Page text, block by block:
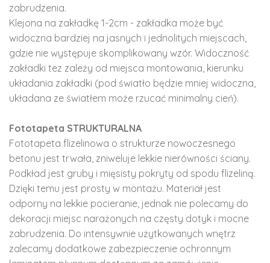
zabrudzenia.
Klejona na zakładkę 1-2cm - zakładka może być
widoczna bardziej na jasnych i jednolitych miejscach,
gdzie nie występuje skomplikowany wzór. Widoczność
zakładki tez zależy od miejsca montowania, kierunku
układania zakładki (pod światło będzie mniej widoczna,
układana ze światłem może rzucać minimalny cień).
Fototapeta STRUKTURALNA
Fototapeta flizelinowa o strukturze nowoczesnego
betonu jest trwała, zniweluje lekkie nierówności ściany.
Podkład jest gruby i mięsisty pokryty od spodu flizeliną.
Dzięki temu jest prosty w montażu. Materiał jest
odporny na lekkie pocieranie, jednak nie polecamy do
dekoracji miejsc narażonych na częsty dotyk i mocne
zabrudzenia. Do intensywnie użytkowanych wnętrz
zalecamy dodatkowe zabezpieczenie ochronnym